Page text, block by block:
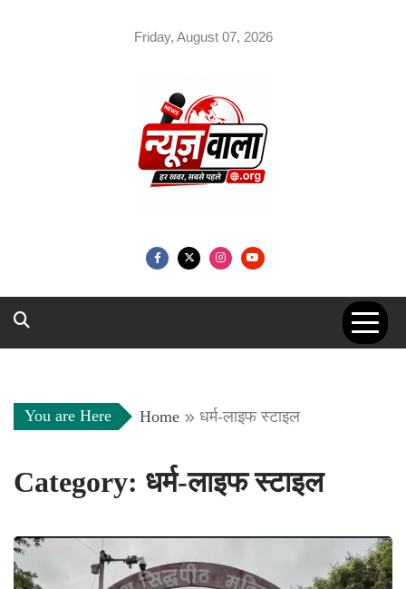
Friday, August 07, 2026
You are Here Home धर्म-लाइफ स्टाइल
Category: धर्म-लाइफ स्टाइल